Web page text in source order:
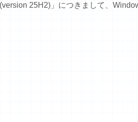
25H2)」につきまして、